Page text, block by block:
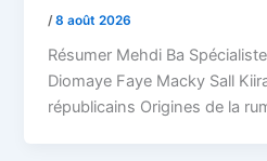
/8 août 2026
Résumer Mehdi Ba
Diomaye Faye Macky Sall
républicains Origines de la